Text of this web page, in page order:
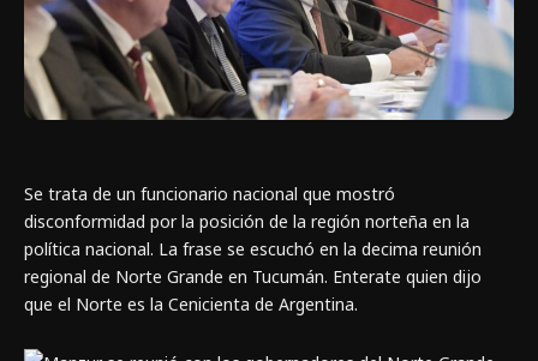
Se trata de un funcionario nacional que mostró
disconformidad por la posición de la región norteña en la
política nacional. La frase se escuchó en la decima reunión
regional de Norte Grande en Tucumán. Enterate quien dijo
que el Norte es la Cenicienta de Argentina.